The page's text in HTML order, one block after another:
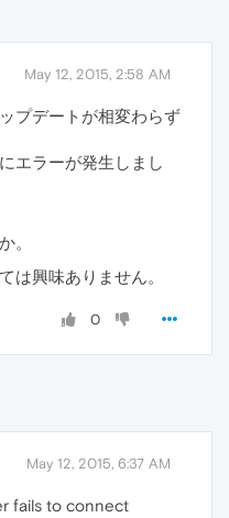
May 12, 2015, 2:58 AM
プデートが相変わらず
エラーが発生しまし
。
は興味ありません。
0
May 12, 2015, 6:37 AM
fails to connect